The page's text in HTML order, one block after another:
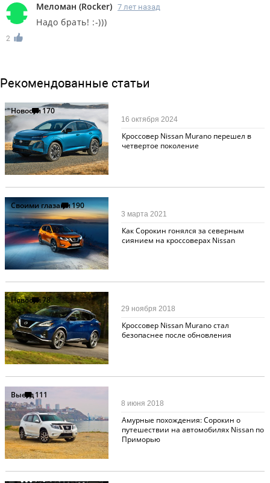
Меломан (Rocker) 7 лет назад
Надо брать! :-)))
2
Рекомендованные статьи
Новости170
Кроссовер Nissan Murano перешел в
четвертое поколение
16 октября 2024
Своими глазами190
Как Сорокин гонялся за северным
сиянием на кроссоверах Nissan
3 марта 2021
Новости78
Кроссовер Nissan Murano стал
безопаснее после обновления
29 ноября 2018
Выезд111
Амурные похождения: Сорокин о
путешествии на автомобилях Nissan по
Приморью
8 июня 2018